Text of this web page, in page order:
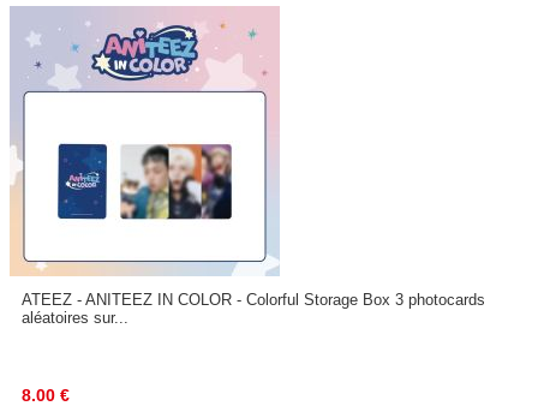
ATEEZ - ANITEEZ IN COLOR - Colorful Storage Box 3 photocards
aléatoires sur...
8.00 €